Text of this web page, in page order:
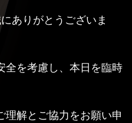
ありがとうございま
全を考慮し、本日を臨時
理解とご協力をお願い申